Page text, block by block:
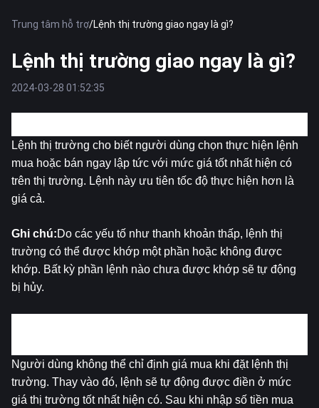
Trung tâm hỗ trợ/Lệnh thị trường giao ngay là gì?
Lệnh thị trường giao ngay là gì?
2024-03-28 01:52:35
Lệnh thị trường cho biết người dùng chọn thực hiện lệnh
mua hoặc bán ngay lập tức với mức giá tốt nhất hiện có
trên thị trường. Lệnh này ưu tiên tốc độ thực hiện hơn là
giá cả.
Ghi chú:Do các yếu tố như thanh khoản thấp, lệnh thị
trường có thể được khớp một phần hoặc không được
khớp. Bất kỳ phần lệnh nào chưa được khớp sẽ tự động
bị hủy.
Người dùng không thể chỉ định giá mua khi đặt lệnh thị
trường. Thay vào đó, lệnh sẽ tự động được điền ở mức
giá thị trường tốt nhất hiện có. Sau khi nhập số tiền mua